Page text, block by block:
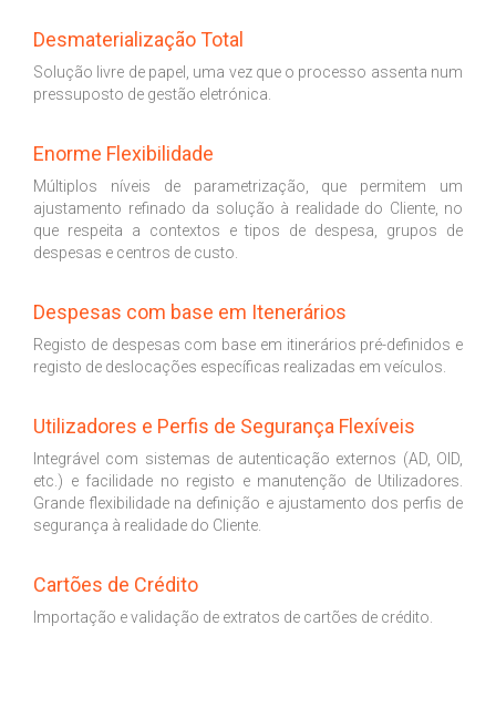
Desmaterialização Total
Solução livre de papel, uma vez que o processo assenta num
pressuposto de gestão eletrónica.
Enorme Flexibilidade
Múltiplos níveis de parametrização, que permitem um
ajustamento refinado da solução à realidade do Cliente, no
que respeita a contextos e tipos de despesa, grupos de
despesas e centros de custo.
Despesas com base em Itenerários
Registo de despesas com base em itinerários pré-definidos e
registo de deslocações específicas realizadas em veículos.
Utilizadores e Perfis de Segurança Flexíveis
Integrável com sistemas de autenticação externos (AD, OID,
etc.) e facilidade no registo e manutenção de Utilizadores.
Grande flexibilidade na definição e ajustamento dos perfis de
segurança à realidade do Cliente.
Cartões de Crédito
Importação e validação de extratos de cartões de crédito.